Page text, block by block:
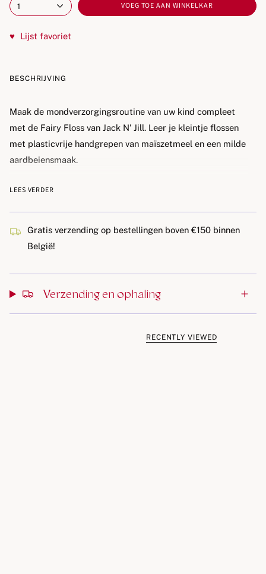
1 VOEG TOE AAN WINKELKAR
♥ Lijst favoriet
BESCHRIJVING
Maak de mondverzorgingsroutine van uw kind compleet
met de Fairy Floss van Jack N’ Jill. Leer je kleintje flossen
met plasticvrije handgrepen van maïszetmeel en een milde
aardbeiensmaak.
– plasticvrije, composteerbare handgrepen en verpakking
van maïszetmeel
– recycleerbare floss met aardbeiensmaak
– schuift gemakkelijk tussen de tanden
– 100% veganistisch
– vanaf 3 jaar
LEES VERDER
Gratis verzending op bestellingen boven €150 binnen
België!
Verzending en ophaling
RECENTLY VIEWED